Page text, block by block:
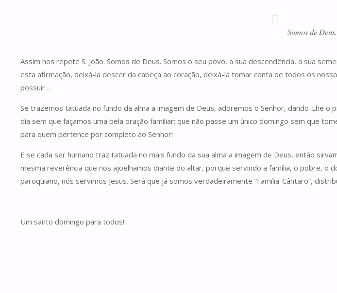
Somos de
Assim nos repete S. João. Somos de Deus. Somos o seu povo, a sua descendência, a sua
esta afirmação, deixá-la descer da cabeça ao coração, deixá-la tomar conta de todos os
possuir…
Se trazemos tatuada no fundo da alma a imagem de Deus, adoremos o Senhor, dando-Lhe
dia sem que façamos uma bela oração familiar; que não passe um único domingo sem que
para quem pertence por completo ao Senhor!
E se cada ser humano traz tatuada no mais fundo da sua alma a imagem de Deus, então
mesma reverência que nos ajoelhamos diante do altar, porque servindo a família, o pobre, o
paroquiano, nós servimos Jesus. Será que já somos verdadeiramente “Família-Cântaro”,
Um santo domingo para todos!